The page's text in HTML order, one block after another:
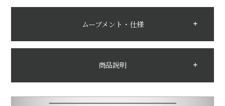
ムーブメント・仕様
商品説明